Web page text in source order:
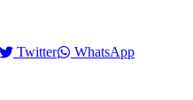
Twitter WhatsApp